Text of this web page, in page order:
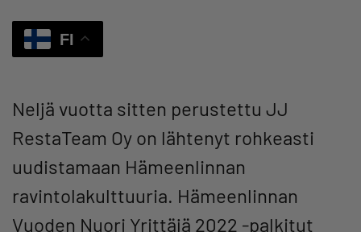
FI
Neljä vuotta sitten perustettu JJ
RestaTeam Oy on lähtenyt rohkeasti
uudistamaan Hämeenlinnan
ravintolakulttuuria. Hämeenlinnan
Vuoden Nuori Yrittäjä 2022 -palkitut